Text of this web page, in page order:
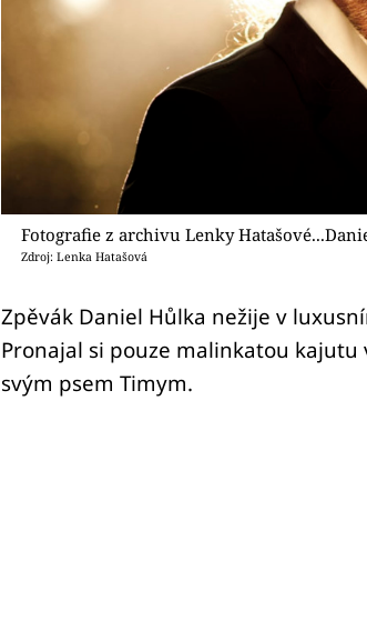
Fotografie z archivu Lenky
Zdroj: Lenka Hatašová
Zpěvák Daniel Hůlka nežije v
Pronajal si pouze malinkatou
svým psem Timym.